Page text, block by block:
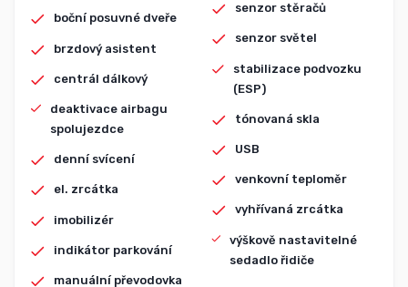
boční posuvné dveře
brzdový asistent
centrál dálkový
deaktivace airbagu
spolujezdce
denní svícení
el. zrcátka
imobilizér
indikátor parkování
manuální převodovka
senzor stěračů
senzor světel
stabilizace podvozku
(ESP)
tónovaná skla
USB
venkovní teploměr
vyhřívaná zrcátka
výškově nastavitelné
sedadlo řidiče